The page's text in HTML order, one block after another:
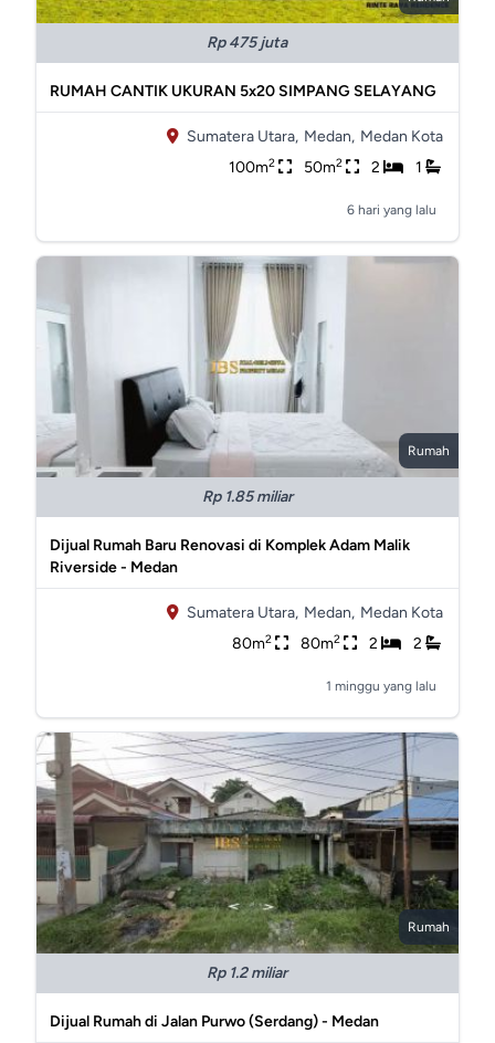
Rp 475 juta
RUMAH CANTIK UKURAN 5x20 SIMPANG SELAYANG
Sumatera Utara, Medan, Medan Kota
100m2 50m2 2 1
6 hari yang lalu
Rumah
Rp 1.85 miliar
Dijual Rumah Baru Renovasi di Komplek Adam Malik
Riverside - Medan
Sumatera Utara, Medan, Medan Kota
80m2 80m2 2 2
1 minggu yang lalu
Rumah
Rp 1.2 miliar
Dijual Rumah di Jalan Purwo (Serdang) - Medan